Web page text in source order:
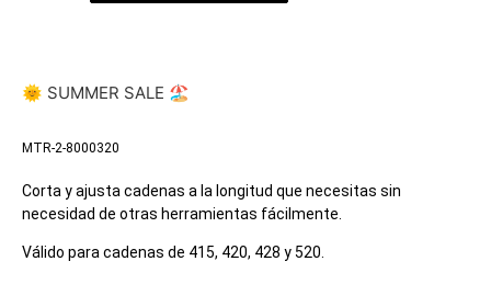
🌞 SUMMER SALE 🏖️
MTR-2-8000320
Corta y ajusta cadenas a la longitud que necesitas sin
necesidad de otras herramientas fácilmente.
Válido para cadenas de 415, 420, 428 y 520.